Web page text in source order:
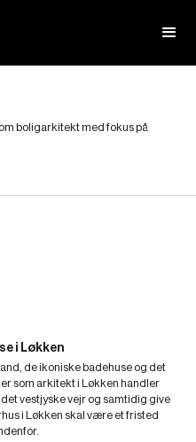
boligarkitekt med fokus på
i Løkken
de ikoniske badehuse og det
som arkitekt i Løkken handler
vestjyske vejr og samtidig give
i Løkken skal være et fristed